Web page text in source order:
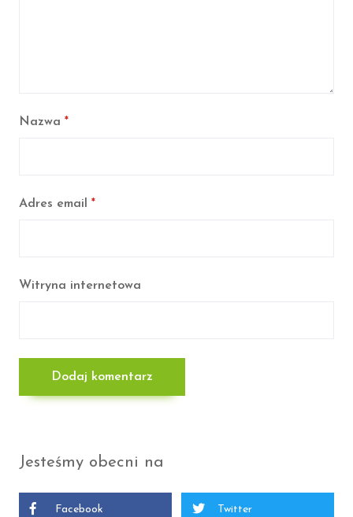
Nazwa *
Adres email *
Witryna internetowa
Jesteśmy obecni na
Facebook Twitter